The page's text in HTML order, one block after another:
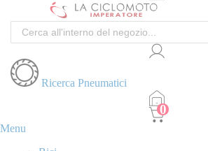
Cerca
Ricerca Pneumatici
Menu